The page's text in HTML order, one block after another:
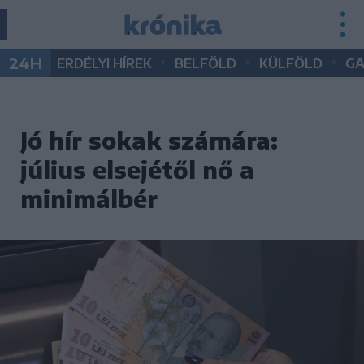
24H ERDÉLYI HÍREK BELFÖLD KÜLFÖLD
Jó hír sokak számára:
július elsejétől nő a
minimálbér